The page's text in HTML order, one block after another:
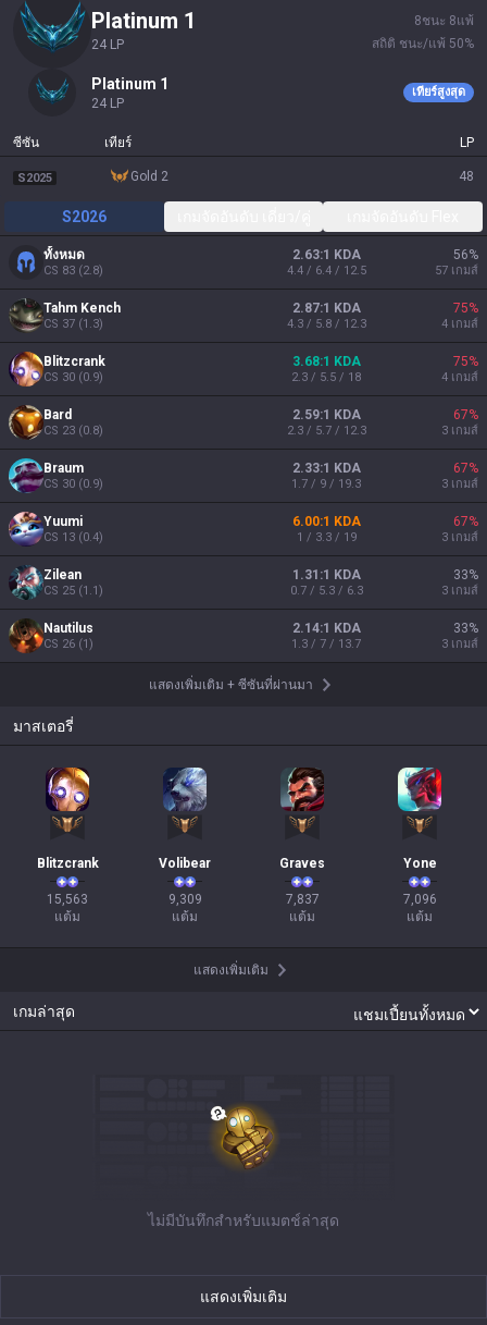
platinum 1
24 LP
8ชนะ 8แพ้
สถิติ ชนะ/แพ้ 50%
platinum 1
24 LP
เทียร์สูงสุด
ซีซัน เทียร์ LP
S2025 gold 2 48
S2026
ทั้งหมด
CS 83 (2.8)
2.63:1 KDA
4.4 / 6.4 / 12.5
56%
57 เกมส์
Tahm Kench
CS 37 (1.3)
2.87:1 KDA
4.3 / 5.8 / 12.3
75%
4 เกมส์
Blitzcrank
CS 30 (0.9)
3.68:1 KDA
2.3 / 5.5 / 18
75%
4 เกมส์
Bard
CS 23 (0.8)
2.59:1 KDA
2.3 / 5.7 / 12.3
67%
3 เกมส์
Braum
CS 30 (0.9)
2.33:1 KDA
1.7 / 9 / 19.3
67%
3 เกมส์
Yuumi
CS 13 (0.4)
6.00:1 KDA
1 / 3.3 / 19
67%
3 เกมส์
Zilean
CS 25 (1.1)
1.31:1 KDA
0.7 / 5.3 / 6.3
33%
3 เกมส์
Nautilus
CS 26 (1)
2.14:1 KDA
1.3 / 7 / 13.7
33%
3 เกมส์
แสดงเพิ่มเติม + ซีซันที่ผ่านมา
มาสเตอรี่
Blitzcrank
15,563
แต้ม
Volibear
9,309
แต้ม
Graves
7,837
แต้ม
Yone
7,096
แต้ม
แสดงเพิ่มเติม
เกมล่าสุด
ไม่มีบันทึกสำหรับแมตช์ล่าสุด
แสดงเพิ่มเติม